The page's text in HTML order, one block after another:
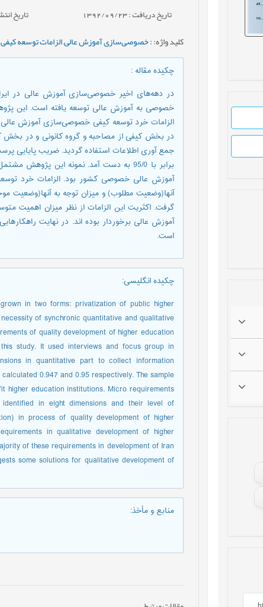
تاریخ دریافت : 1392/09/23 تاریخ انتشار :
کلید واژه:: خصوصی‌سازی آموزش عالی,الزامات توسعه
چکیده مقاله:
در دهه‌های اخیر خصوصی‌سازی آموزش عالی در
خصوصی به آموزش عالی توسعه یافته است. این
الزامات خرد توسعه کیفی خصوصی‌سازی آموزش
آنها(وضعیت مطلوب) و میزان توجه به آنها(وضعیت
گرفت. اکثریت این الزامات از نظر میزان اهمیت
آموزش عالی برخوردار بوده اند. در نهایت
است.
چکیده انگلیسی:
in two forms: privatization of public higher
of synchronic quantitative and qualitative
of quality development of higher education
study. It used interviews and focus group in
in quantitative part to collect information
0.947 and 0.95 respectively. The sample
higher education institutions. Micro requirements
in eight dimensions and their level of
in process of quality development of higher
in qualitative development of higher
of these requirements in development of Iran
some solutions for qualitative development of
منابع و مأخذ: